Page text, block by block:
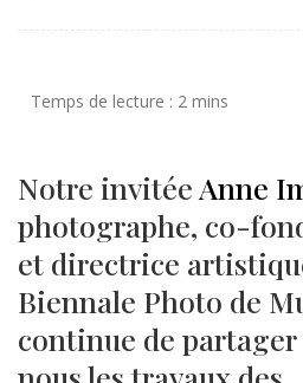
Notre invitée Anne
photographe, co-
et directrice
Biennale Photo de
continue de partager